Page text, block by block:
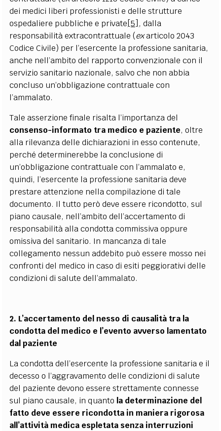
dei medici liberi professionisti e delle strutture
ospedaliere pubbliche e private[5] , dalla
responsabilità extracontrattuale (exarticolo 2043
Codice Civile) per l’esercente la professione sanitaria,
anche nell’ambito del rapporto convenzionale con il
servizio sanitario nazionale, salvo che non abbia
concluso un’obbligazione contrattuale con
l’ammalato.
Tale asserzione finale risalta l’importanza del
consenso-informato tra medico e paziente, oltre
alla rilevanza delle dichiarazioni in esso contenute,
perché determinerebbe la conclusione di
un’obbligazione contrattuale con l’ammalato e,
quindi, l’esercente la professione sanitaria deve
prestare attenzione nella compilazione di tale
documento. Il tutto però deve essere ricondotto, sul
piano causale, nell’ambito dell’accertamento di
responsabilità alla condotta commissiva oppure
omissiva del sanitario. In mancanza di tale
collegamento nessun addebito può essere mosso nei
confronti del medico in caso di esiti peggiorativi delle
condizioni di salute dell’ammalato.
2. L’accertamento del nesso di causalità tra la
condotta del medico e l’evento avverso lamentato
dal paziente
La condotta dell’esercente la professione sanitaria e il
decesso o l’aggravamento delle condizioni di salute
del paziente devono essere strettamente connesse
sul piano causale, in quanto la determinazione del
fatto deve essere ricondotta in maniera rigorosa
all’attività medica espletata senza interruzioni